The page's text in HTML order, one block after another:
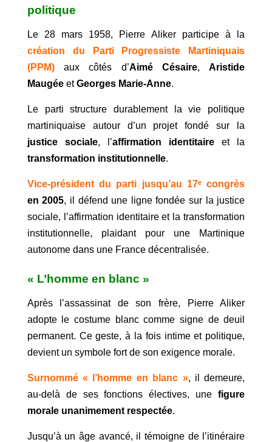
politique
Le 28 mars 1958, Pierre Aliker participe à la
création du
Parti Progressiste Martiniquais
(PPM)aux côtés d’Aimé Césaire,Aristide
MaugéeetGeorges Marie-Anne.
Le parti structure durablement la vie politique
martiniquaise autour d’un projet fondé sur la
justice sociale, l’affirmation identitaire et la
transformation institutionnelle.
Vice-président du parti jusqu’au 17ᵉ congrès
en 2005, il défend une ligne fondée sur la justice
sociale, l’affirmation identitaire et la transformation
institutionnelle, plaidant pour une Martinique
autonome dans une France décentralisée.
« L’homme en blanc »
Après l’assassinat de son frère, Pierre Aliker
adopte le costume blanc comme signe de deuil
permanent. Ce geste, à la fois intime et politique,
devient un symbole fort de son exigence morale.
Surnommé « l’homme en blanc », il demeure,
au-delà de ses fonctions électives, unefigure
morale unanimement respectée.
Jusqu’à un âge avancé, il témoigne de l’itinéraire